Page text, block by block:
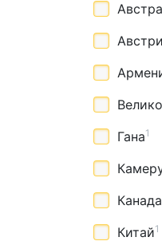
Гана1
Канада
Китай1